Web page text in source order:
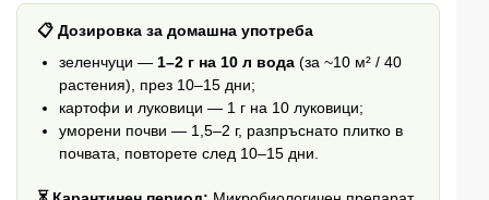
📋 Дозировка за домашна употреба
зеленчуци — 1–2 г на 10 л вода (за ~10 м² / 40
растения), през 10–15 дни;
картофи и луковици — 1 г на 10 луковици;
уморени почви — 1,5–2 г, разпръснато плитко в
почвата, повторете след 10–15 дни.